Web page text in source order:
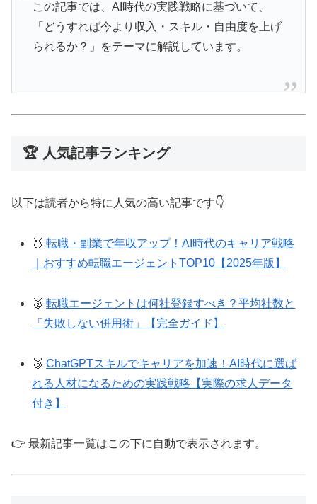
この記事では、AI時代の実践戦略に基づいて、
「どうすれば今より収入・スキル・自由度を上げ
られるか？」をテーマに解説しています。
🏆 人気記事ランキング
以下は読者から特に人気の高い記事です👇
🥇転職・副業で年収アップ！AI時代のキャリア戦略
｜おすすめ転職エージェントTOP10【2025年版】
🥈転職エージェントは何社登録すべき？平均社数と
「失敗しない併用術」【完全ガイド】
🥉ChatGPTスキルでキャリアを加速！AI時代に選ば
れる人材になるための実践戦略【実際の求人データ
付き】
👉 最新記事一覧はこの下に自動で表示されます。